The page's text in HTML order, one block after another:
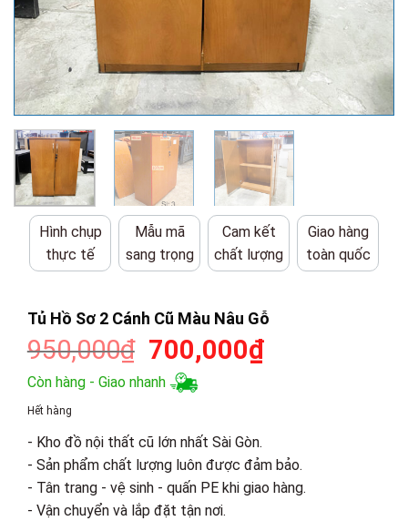
Hình chụp
thực tế
Mẫu mã
sang trọng
Cam kết
chất lượng
Giao hàng
toàn quốc
Tủ Hồ Sơ 2 Cánh Cũ Màu Nâu Gỗ
950,000₫ Giá
gốc
700,000₫Giá
700,000₫.
Còn hàng - Giao nhanh
Hết hàng
- Kho đồ nội thất cũ lớn nhất Sài Gòn.
- Sản phẩm chất lượng luôn được đảm bảo.
- Tân trang - vệ sinh - quấn PE khi giao hàng.
- Vận chuyển và lắp đặt tận nơi.